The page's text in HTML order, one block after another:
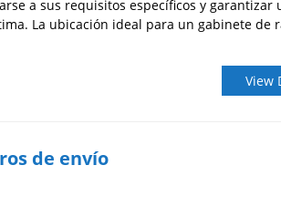
a sus requisitos específicos y garantizar
La ubicación ideal para un gabinete de
View
de envío